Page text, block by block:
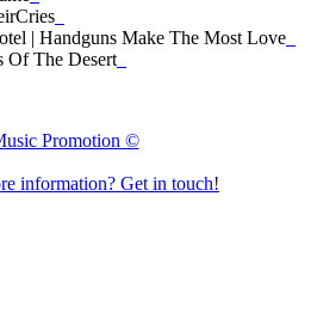
Promotion ©
information? Get in touch!